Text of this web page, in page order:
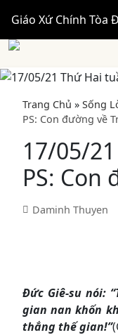
Giáo Xứ Chính Tòa
Trang Chủ » Sống
PS: Con đường về
17/05/
PS: Con
Daminh Thuyen
Đức Giê-su nói:
gian nan khốn
thắng thế gian!”